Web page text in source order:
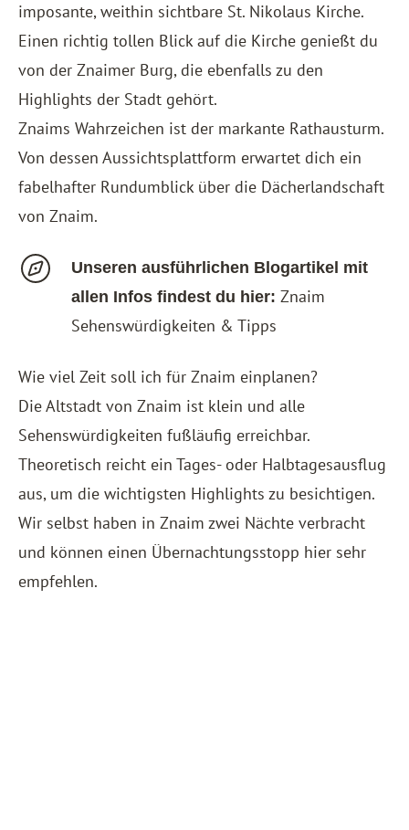
imposante, weithin sichtbare St. Nikolaus Kirche.
Einen richtig tollen Blick auf die Kirche genießt du
von der Znaimer Burg, die ebenfalls zu den
Highlights der Stadt gehört.
Znaims Wahrzeichen ist der markante Rathausturm.
Von dessen Aussichtsplattform erwartet dich ein
fabelhafter Rundumblick über die Dächerlandschaft
von Znaim.
Unseren ausführlichen Blogartikel mit
allen Infos findest du hier: Znaim
Sehenswürdigkeiten & Tipps
Wie viel Zeit soll ich für Znaim einplanen?
Die Altstadt von Znaim ist klein und alle
Sehenswürdigkeiten fußläufig erreichbar.
Theoretisch reicht ein Tages- oder Halbtagesausflug
aus, um die wichtigsten Highlights zu besichtigen.
Wir selbst haben in Znaim zwei Nächte verbracht
und können einen Übernachtungsstopp hier sehr
empfehlen.